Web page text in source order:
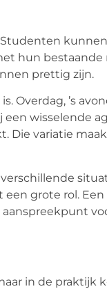
Studenten
hun bestaande
prettig zijn.
Overdag, ’s
wisselende
Die variatie
grote rol. Een
in de praktijk